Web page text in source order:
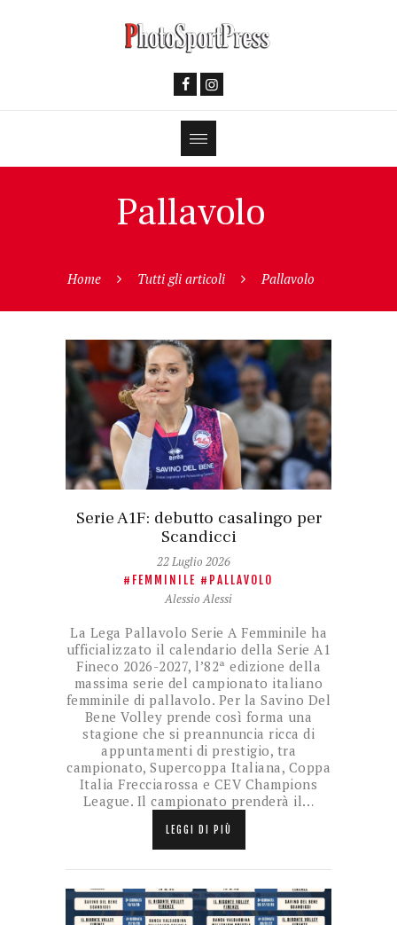
Pallavolo
Home Tutti gli articoli Pallavolo
Serie A1F: debutto casalingo per
Scandicci
22 Luglio 2026
FEMMINILE PALLAVOLO
Alessio Alessi
La Lega Pallavolo Serie A Femminile ha
ufficializzato il calendario della Serie A1
Fineco 2026-2027, l’82ª edizione della
massima serie del campionato italiano
femminile di pallavolo. Per la Savino Del
Bene Volley prende così forma una
stagione che si preannuncia ricca di
appuntamenti di prestigio, tra
campionato, Supercoppa Italiana, Coppa
Italia Frecciarossa e CEV Champions
League. Il campionato prenderà il…
LEGGI DI PIÙ